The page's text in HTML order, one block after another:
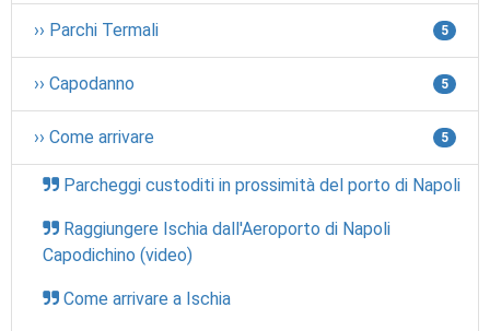
›› Parchi Termali 5
›› Capodanno 5
›› Come arrivare 5
Parcheggi custoditi in prossimità del porto di Napoli
Raggiungere Ischia dall'Aeroporto di Napoli
Capodichino (video)
Come arrivare a Ischia